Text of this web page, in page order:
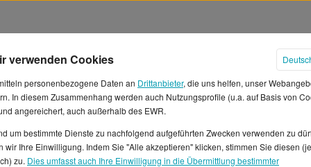
Gehälter in
verwenden Cookies
personenbezogene Daten an Drittanbieter, die uns helfen, unser
In diesem Zusammenhang werden auch Nutzungsprofile (u.a. auf Basis von
angereichert, auch außerhalb des EWR.
um bestimmte Dienste zu nachfolgend aufgeführten Zwecken verwenden zu
wir Ihre Einwilligung. Indem Sie "Alle akzeptieren" klicken, stimmen Sie diesen
zu. Dies umfasst auch Ihre Einwilligung in die Übermittlung bestimmter